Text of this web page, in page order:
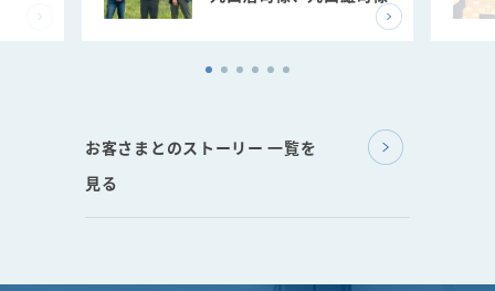
お客さまとのストーリー 一覧を
見る